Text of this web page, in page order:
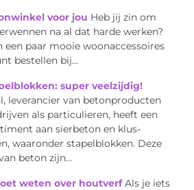
voor jou Heb jij zin om
na al dat harde werken?
een paar mooie woonaccessoires
bestellen bij...
super veelzijdig!
leverancier van betonproducten
als particulieren, heeft een
aan sierbeton en klus-
waaronder stapelblokken. Deze
beton zijn...
weten over houtverf Als je iets